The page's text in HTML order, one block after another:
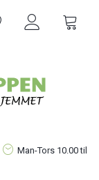
Man-Tors 10.00 til